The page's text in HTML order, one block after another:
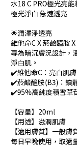
水18 C PRO極光亮能
極光淨白 急速透亮
🌟潤澤淨透亮
維他命C X 菸鹼醯胺
專為暗沉膚況設計，
淨白肌。
✔️維他命C：亮白肌
✔️菸鹼醯胺(B3)：鎮
✔️95%高純度積雪草
【容量】20ml
【用途】滋潤肌膚
【適用膚質】 一般膚
每日早晚使用，取適